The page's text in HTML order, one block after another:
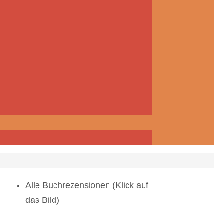
Alle Buchrezensionen (Klick auf
das Bild)